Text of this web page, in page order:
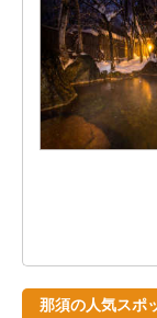
那須の人気スポ